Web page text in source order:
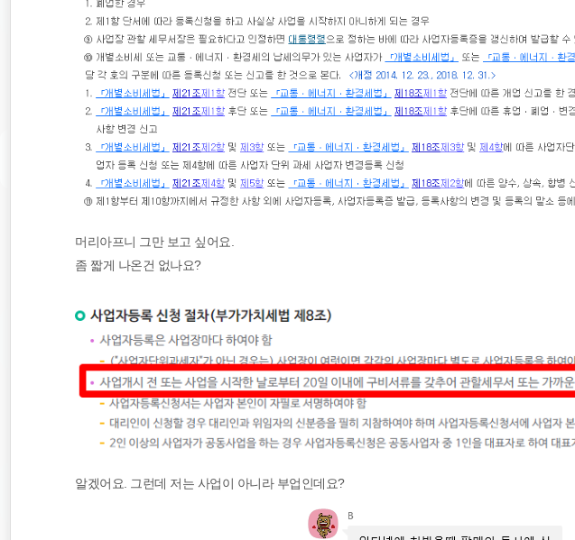
머리아프니 그만 보고 싶어요.
좀 짧게 나온건 없나요?
알겠어요. 그런데 저는 사업이 아니라 부업인데요?